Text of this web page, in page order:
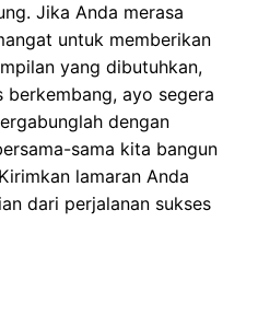
Jika Anda merasa
untuk memberikan
yang dibutuhkan,
ayo segera
dengan
sama kita bangun
lamaran Anda
dari perjalanan sukses